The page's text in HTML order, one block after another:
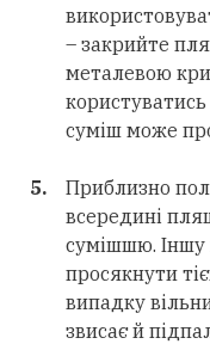
– закрийте
металевою
суміш може
Приблизно
всередині
сумішшю. Іншу
просякнути
випадку
звисає й